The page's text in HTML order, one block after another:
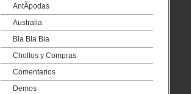
AntÃ­podas
Australia
Bla Bla Bla
Chollos y Compras
Comentarios
Demos